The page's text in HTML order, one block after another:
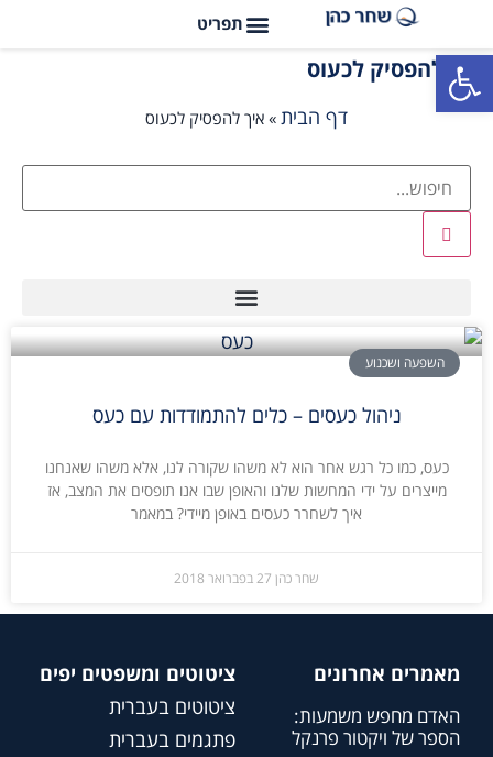
פתח סרגל נגישות
איך להפסיק לכעוס
דף הבית » איך להפסיק לכעוס
השפעה ושכנוע
ניהול כעסים – כלים להתמודדות עם כעס
כעס, כמו כל רגש אחר הוא לא משהו שקורה לנו, אלא משהו שאנחנו
מייצרים על ידי המחשות שלנו והאופן שבו אנו תופסים את המצב, אז
איך לשחרר כעסים באופן מיידי? במאמר
שחר כהן 27 בפברואר 2018
מאמרים אחרונים
האדם מחפש משמעות:
הספר של ויקטור פרנקל
ציטוטים ומשפטים יפים
ציטוטים בעברית
פתגמים בעברית